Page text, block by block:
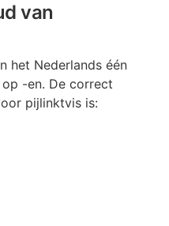
van
het Nederlands één
-en. De correct
pijlinktvis is: